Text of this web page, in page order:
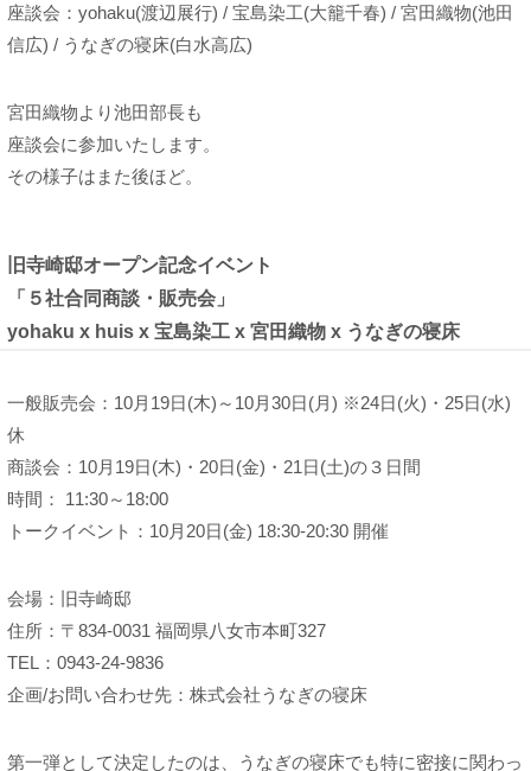
座談会：yohaku(渡辺展行) / 宝島染工(大籠千春) / 宮田織物(池田
信広) / うなぎの寝床(白水高広)
宮田織物より池田部長も
座談会に参加いたします。
その様子はまた後ほど。
旧寺崎邸オープン記念イベント
「５社合同商談・販売会」
yohaku x huis x 宝島染工 x 宮田織物 x うなぎの寝床
一般販売会：10月19日(木)～10月30日(月) ※24日(火)・25日(水)
休
商談会：10月19日(木)・20日(金)・21日(土)の３日間
時間： 11:30～18:00
トークイベント：10月20日(金) 18:30-20:30 開催
会場：旧寺崎邸
住所：〒834-0031 福岡県八女市本町327
TEL：0943-24-9836
企画/お問い合わせ先：株式会社うなぎの寝床
第一弾として決定したのは、うなぎの寝床でも特に密接に関わっ